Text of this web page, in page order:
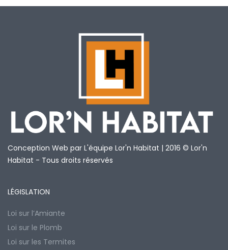
Conception Web par L'équipe Lor'n Habitat | 2016 © Lor'n
Habitat - Tous droits réservés
LÉGISLATION
Loi sur l’Amiante
Loi sur le Plomb
Loi sur les Termites